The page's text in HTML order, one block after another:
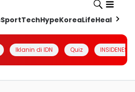
SportTechHypeKoreaLifeHealth
Iklanin di IDN Quiz INSIDENESIA